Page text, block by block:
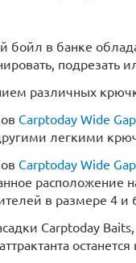
бойл в банке
подрезать
различных
Carptoday Wide
легкими
Carptoday Wide
расположение
в размере 4
Carptoday